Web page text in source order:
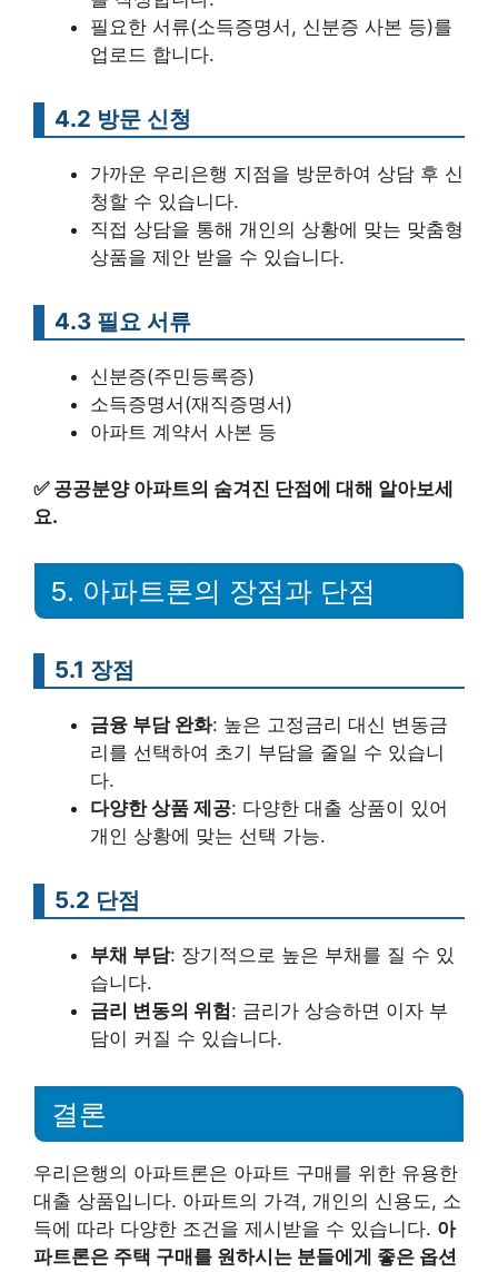
필요한 서류(소득증명서, 신분증 사본 등)를
업로드 합니다.
4.2 방문 신청
가까운 우리은행 지점을 방문하여 상담 후 신
청할 수 있습니다.
직접 상담을 통해 개인의 상황에 맞는 맞춤형
상품을 제안 받을 수 있습니다.
4.3 필요 서류
신분증(주민등록증)
소득증명서(재직증명서)
아파트 계약서 사본 등
✅ 공공분양 아파트의 숨겨진 단점에 대해 알아보세
요.
5. 아파트론의 장점과 단점
5.1 장점
금융 부담 완화: 높은 고정금리 대신 변동금
리를 선택하여 초기 부담을 줄일 수 있습니
다.
다양한 상품 제공: 다양한 대출 상품이 있어
개인 상황에 맞는 선택 가능.
5.2 단점
부채 부담: 장기적으로 높은 부채를 질 수 있
습니다.
금리 변동의 위험: 금리가 상승하면 이자 부
담이 커질 수 있습니다.
결론
우리은행의 아파트론은 아파트 구매를 위한 유용한
대출 상품입니다. 아파트의 가격, 개인의 신용도, 소
득에 따라 다양한 조건을 제시받을 수 있습니다. 아
파트론은 주택 구매를 원하시는 분들에게 좋은 옵션